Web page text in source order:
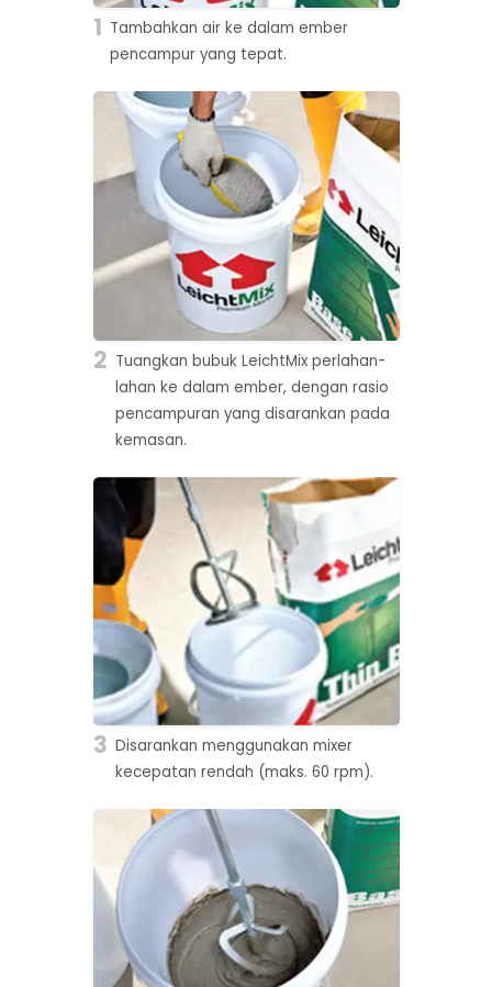
1 Tambahkan air ke dalam ember
pencampur yang tepat.
2 Tuangkan bubuk LeichtMix perlahan-
lahan ke dalam ember, dengan rasio
pencampuran yang disarankan pada
kemasan.
3 Disarankan menggunakan mixer
kecepatan rendah (maks. 60 rpm).